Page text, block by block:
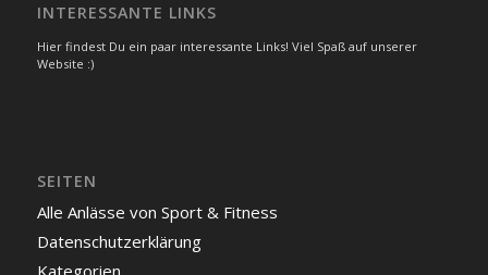
INTERESSANTE LINKS
Hier findest Du ein paar interessante Links! Viel Spaß auf unserer
Website :)
SEITEN
Alle Anlässe von Sport & Fitness
Datenschutzerklärung
Kategorien